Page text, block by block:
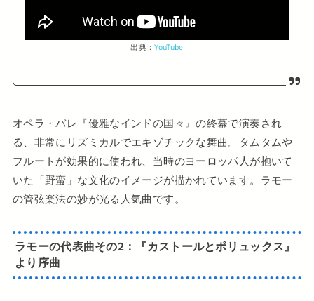
出典：YouTube
オペラ・バレ『優雅なインドの国々』の終幕で演奏され
る、非常にリズミカルでエキゾチックな舞曲。タムタムや
フルートが効果的に使われ、当時のヨーロッパ人が抱いて
いた「野蛮」な文化のイメージが描かれています。ラモー
の管弦楽法の妙が光る人気曲です。
ラモーの代表曲その2：
『カストールとポリュックス』
より序曲